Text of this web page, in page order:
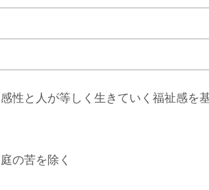
性と人が等しく生きていく福祉感を
の苦を除く